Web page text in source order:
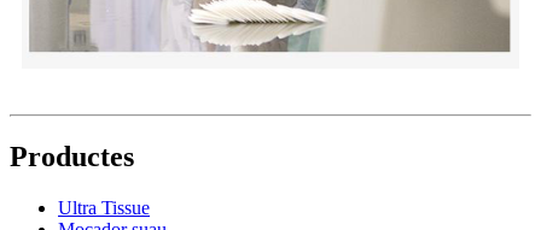
Productes
Ultra Tissue